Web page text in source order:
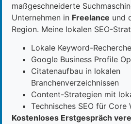
maßgeschneiderte
Unternehmen in Freelance und
Region. Meine lokalen SEO-
Lokale Keyword-
Google Business Profile
Citatenaufbau in lokalen
Branchenverzeichnissen
Content-Strategien mit
Technisches SEO für Core
Kostenloses Erstgespräch